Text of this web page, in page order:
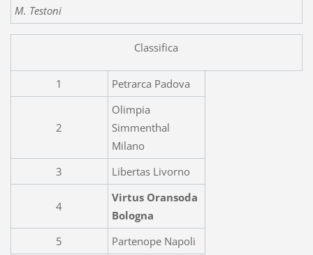
M. Testoni
Classifica
1 Petrarca Padova
2
Olimpia
Simmenthal
Milano
3
Libertas Livorno
4
Virtus Oransoda
Bologna
5
Partenope Napoli